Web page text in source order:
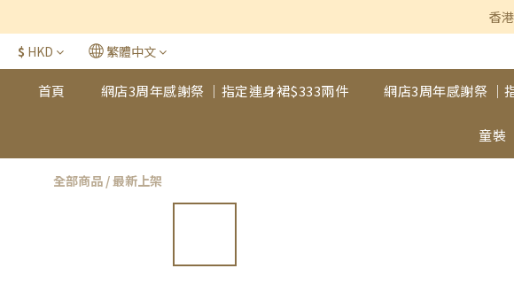
香
香
3
香
$ HKD 繁體中文
首頁 網店3周年感謝祭 ｜指定連身裙$333兩件 網店3周年感謝祭 ｜
童裝
全部商品 /最新上架